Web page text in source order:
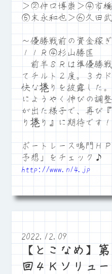
＞②仲口博崇＞④市橋
⑤末永和也＞⑥久田武
～優勝戦前の資金稼
１１Ｒ④杉山勝匡
前半８Ｒは準優勝
てチルト２度。３カ
快な捲りを披露した
にようやく伸びの調
が出た様子で、再び
り捲り』に期待です！
ボートレース鳴門Ｈ
予想」をチェック♪
http://www.n14.jp
2022.12.09
【とこなめ】第
回４Ｋソリュー